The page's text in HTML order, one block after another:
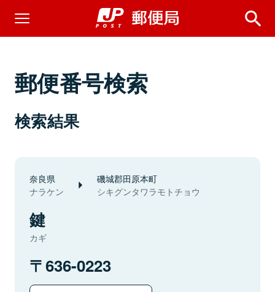
郵便番号検索
検索結果
奈良県
ナラケン
磯城郡田原本町
シキグンタワラモトチョウ
鍵
カギ
636-0223